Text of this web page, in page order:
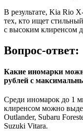
В результате, Kia Rio
тех, кто ищет
с высоким клиренсом
Вопрос-ответ:
Какие иномарки
рублей с
Среди иномарок до 1
клиренсом можно
Outlander, Subaru
Suzuki Vitara.